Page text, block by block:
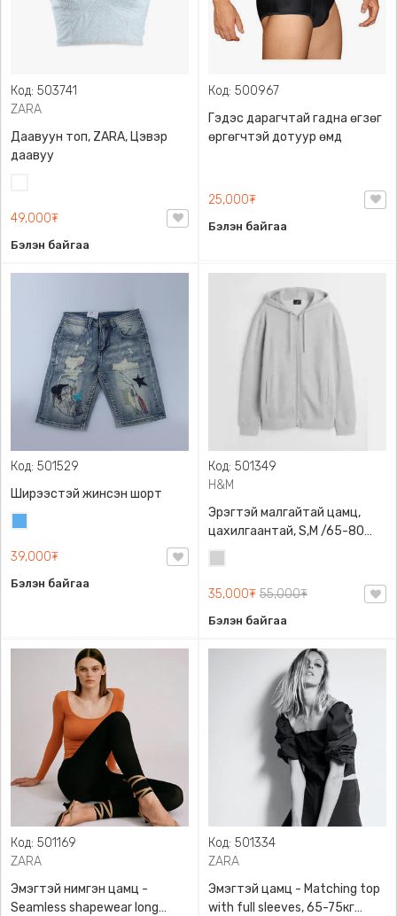
Код: 503741
ZARA
Даавуун топ, ZARA, Цэвэр
даавуу
49,000₮
Бэлэн байгаа
Код: 500967
Гэдэс дарагчтай гадна өгзөг
өргөгчтэй дотуур өмд
25,000₮
Бэлэн байгаа
Код: 501529
Ширээстэй жинсэн шорт
39,000₮
Бэлэн байгаа
Код: 501349
H&M
Эрэгтэй малгайтай цамц,
цахилгаантай, S,M /65-80
кг/, H&M, 0852614006,
Даавуу
35,000₮ 55,000₮
Бэлэн байгаа
Код: 501169
ZARA
Эмэгтэй нимгэн цамц -
Seamless shapewear long
Код: 501334
ZARA
Эмэгтэй цамц - Matching top
with full sleeves, 65-75кг